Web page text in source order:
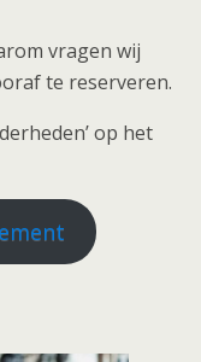
vragen wij
te reserveren.
op het